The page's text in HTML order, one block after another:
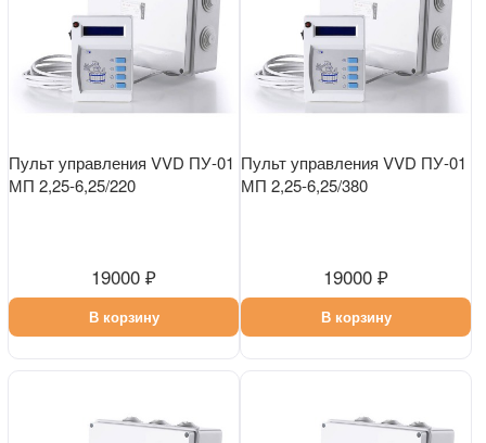
Пульт управления VVD ПУ-01
МП 2,25-6,25/220
19000 ₽
В корзину
Пульт управления VVD ПУ-01
МП 2,25-6,25/380
19000 ₽
В корзину